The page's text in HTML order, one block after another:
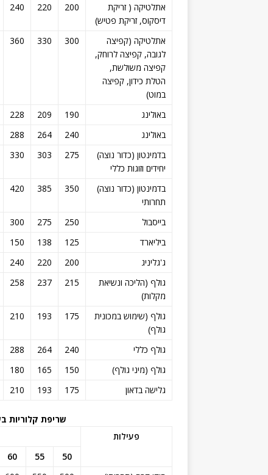
אתלטיקה ( זריקת
דיסקוס, זריקת פטיש)
200
220
240
אתלטיקה (קפיצה
לגובה, קפיצה לרוחק,
קפיצה משולשת,
הטלת כידון, קפיצה
במוט)
300
330
360
באולינג 190
209
228
באולינג
240
264
288
בדמינטון (כדור נוצה)
יחידים וזוגות כללי
275
303
330
בדמינטון (כדור נוצה)
תחרותי
350
385
420
בייסבול 250
275
300
ביליארד
125
138
150
ג'גליניג
200
220
240
גולף (הליכה ונשיאת
מקלות)
215
237
258
גולף (שימוש במכונית
גולף)
175
193
210
גולף כללי 240
264
288
גולף (מיני גולף)
150
165
180
גלישה בדאון
175
193
210
שריפת קלוריות
פעילות
50
55
60